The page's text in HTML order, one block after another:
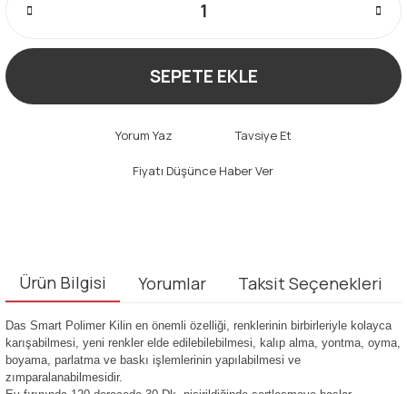
SEPETE EKLE
Yorum Yaz Tavsiye Et
Fiyatı Düşünce Haber Ver
Ürün Bilgisi Yorumlar Taksit Seçenekleri
Das Smart Polimer Kilin en önemli özelliği, renklerinin birbirleriyle kolayca
karışabilmesi, yeni renkler elde edilebilebilmesi, kalıp alma, yontma, oyma,
boyama, parlatma ve baskı işlemlerinin yapılabilmesi ve
zımparalanabilmesidir.